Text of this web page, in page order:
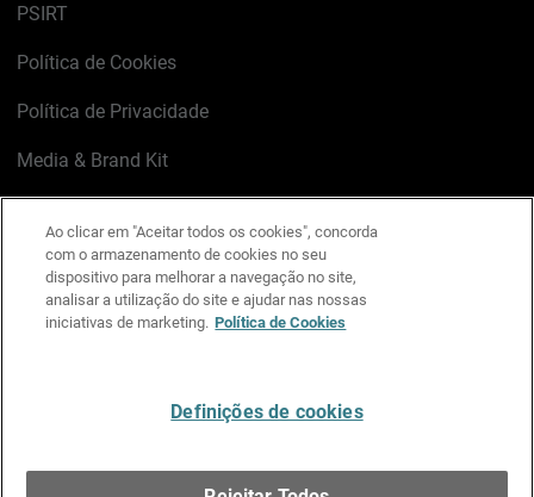
PSIRT
Política de Cookies
Política de Privacidade
Media & Brand Kit
LinkedIn
X FacebookInstagram
YouTube
Ao clicar em "Aceitar todos os cookies", concorda
com o armazenamento de cookies no seu
dispositivo para melhorar a navegação no site,
analisar a utilização do site e ajudar nas nossas
iniciativas de marketing. Política de Cookies
Definições de cookies